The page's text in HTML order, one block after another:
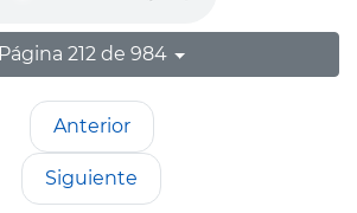
Página 212 de 984
Anterior
Siguiente